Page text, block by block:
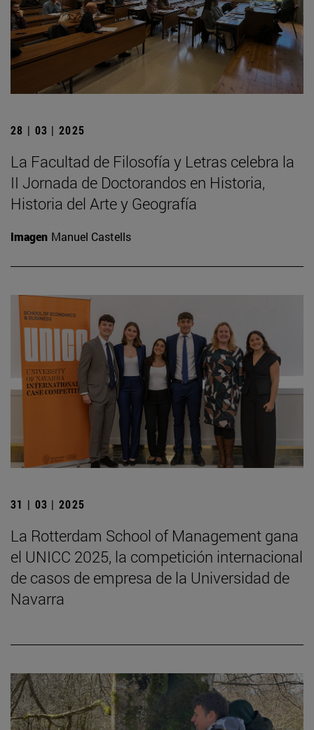
28 | 03 | 2025
La Facultad de Filosofía y Letras celebra la
II Jornada de Doctorandos en Historia,
Historia del Arte y Geografía
Imagen Manuel Castells
31 | 03 | 2025
La Rotterdam School of Management gana
el UNICC 2025, la competición internacional
de casos de empresa de la Universidad de
Navarra